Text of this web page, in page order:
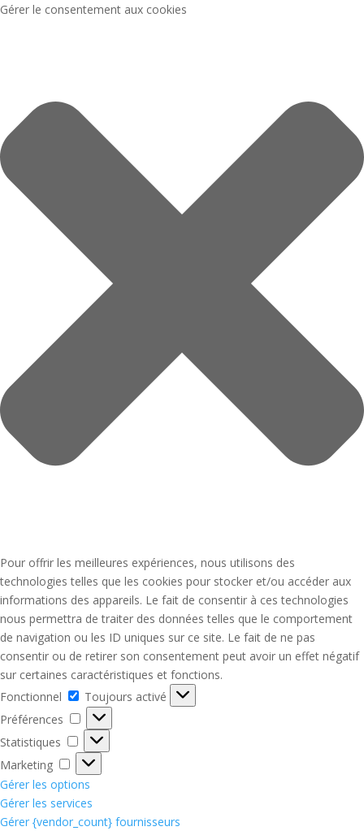
Gérer le consentement aux cookies
Pour offrir les meilleures expériences, nous utilisons des
technologies telles que les cookies pour stocker et/ou accéder aux
informations des appareils. Le fait de consentir à ces technologies
nous permettra de traiter des données telles que le comportement
de navigation ou les ID uniques sur ce site. Le fait de ne pas
consentir ou de retirer son consentement peut avoir un effet négatif
sur certaines caractéristiques et fonctions.
Fonctionnel
Fonctionnel
Toujours activé
Préférences
Préférences
Statistiques
Statistiques
Marketing
Marketing
Gérer les options
Gérer les services
Gérer {vendor_count} fournisseurs